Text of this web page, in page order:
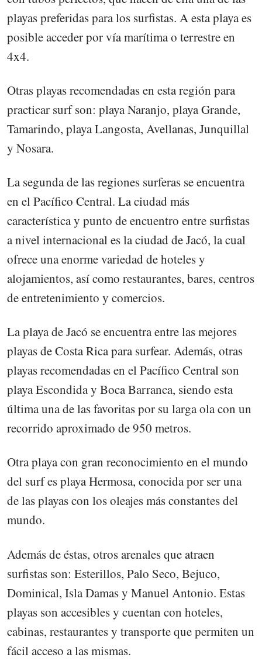
playas preferidas para los surfistas. A esta playa es
posible acceder por vía marítima o terrestre en
4x4.
Otras playas recomendadas en esta región para
practicar surf son: playa Naranjo, playa Grande,
Tamarindo, playa Langosta, Avellanas, Junquillal
y Nosara.
La segunda de las regiones surferas se encuentra
en el Pacífico Central. La ciudad más
característica y punto de encuentro entre surfistas
a nivel internacional es la ciudad de Jacó, la cual
ofrece una enorme variedad de hoteles y
alojamientos, así como restaurantes, bares, centros
de entretenimiento y comercios.
La playa de Jacó se encuentra entre las mejores
playas de Costa Rica para surfear. Además, otras
playas recomendadas en el Pacífico Central son
playa Escondida y Boca Barranca, siendo esta
última una de las favoritas por su larga ola con un
recorrido aproximado de 950 metros.
Otra playa con gran reconocimiento en el mundo
del surf es playa Hermosa, conocida por ser una
de las playas con los oleajes más constantes del
mundo.
Además de éstas, otros arenales que atraen
surfistas son: Esterillos, Palo Seco, Bejuco,
Dominical, Isla Damas y Manuel Antonio. Estas
playas son accesibles y cuentan con hoteles,
cabinas, restaurantes y transporte que permiten un
fácil acceso a las mismas.